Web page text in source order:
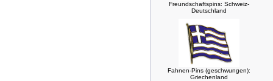
Freundschaftspins: Schweiz-
Deutschland
Fahnen-Pins (geschwungen):
Griechenland